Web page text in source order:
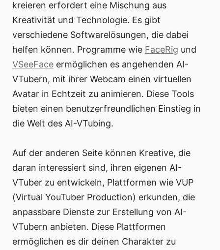
kreieren erfordert eine Mischung aus
Kreativität und Technologie. Es gibt
verschiedene Softwarelösungen, die dabei
helfen können. Programme wie FaceRig und
VSeeFace ermöglichen es angehenden AI-
VTubern, mit ihrer Webcam einen virtuellen
Avatar in Echtzeit zu animieren. Diese Tools
bieten einen benutzerfreundlichen Einstieg in
die Welt des AI-VTubing.
Auf der anderen Seite können Kreative, die
daran interessiert sind, ihren eigenen AI-
VTuber zu entwickeln, Plattformen wie VUP
(Virtual YouTuber Production) erkunden, die
anpassbare Dienste zur Erstellung von AI-
VTubern anbieten. Diese Plattformen
ermöglichen es dir deinen Charakter zu